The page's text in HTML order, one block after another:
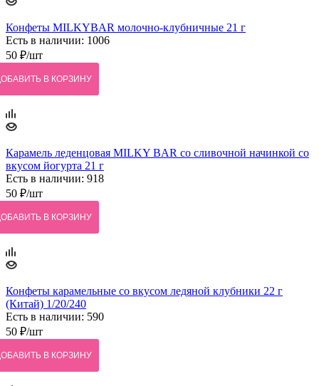
Конфеты MILKYBAR молочно-клубничные 21 г
Есть в наличии: 1006
50 ₽/шт
В КОРЗИНУ
Карамель леденцовая MILKY BAR со сливочной начинкой со
вкусом йогурта 21 г
Есть в наличии: 918
50 ₽/шт
В КОРЗИНУ
Конфеты карамельные со вкусом ледяной клубники 22 г
(Китай) 1/20/240
Есть в наличии: 590
50 ₽/шт
В КОРЗИНУ